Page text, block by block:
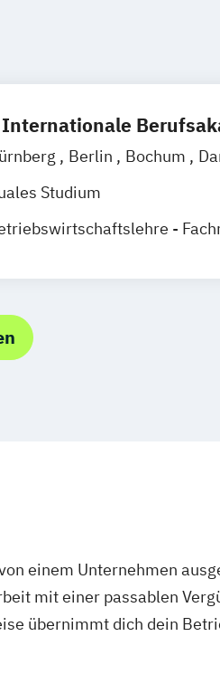
Berlin Bochum
Heidelberg
Studium
-
–
einem Unternehmen
mit einer passablen
übernimmt dich dein